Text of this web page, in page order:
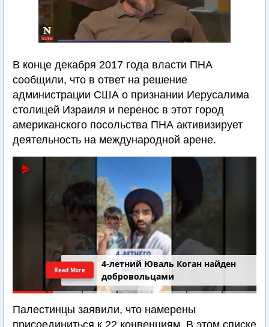
В конце декабря 2017 года власти ПНА
сообщили, что в ответ на решение
администрации США о признании Иерусалима
столицей Израиля и перенос в этот город
американского посольства ПНА активизирует
деятельность на международной арене.
4-летний Юваль Коган найден
добровольцами
Read More
Палестинцы заявили, что намерены
присоединиться к 22 конвенциям. В этом списке